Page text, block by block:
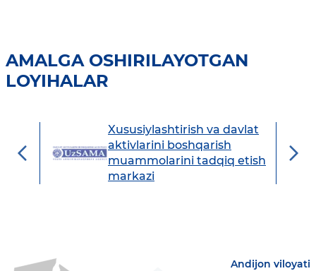
AMALGA OSHIRILAYOTGAN
LOYIHALAR
Xususiylashtirish va davlat
aktivlarini boshqarish
muammolarini tadqiq etish
markazi
Andijon viloyati